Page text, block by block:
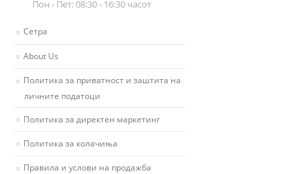
Пон - Пет: 08:30 - 16:30 часот
Сетра
About Us
Политика за приватност и заштита на
личните податоци
Политика за директен маркетинг
Политика за колачиња
Правила и услови на продажба